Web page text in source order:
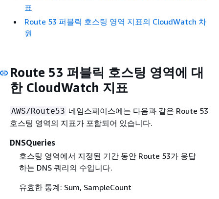
표
Route 53 퍼블릭 호스팅 영역 지표의 CloudWatch 차
원
Route 53 퍼블릭 호스팅 영역에 대
한 CloudWatch 지표
AWS/Route53 네임스페이스에는 다음과 같은 Route 53
호스팅 영역의 지표가 포함되어 있습니다.
DNSQueries
호스팅 영역에서 지정된 기간 동안 Route 53가 응답
하는 DNS 쿼리의 수입니다.
유효한 통계: Sum, SampleCount